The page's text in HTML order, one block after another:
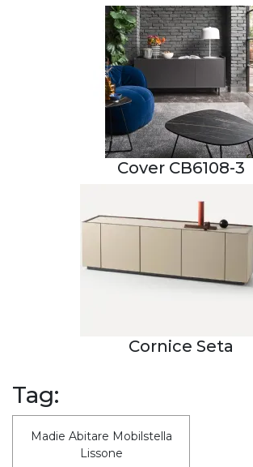
Cover CB6108-3
Cornice Seta
Tag:
Madie Abitare Mobilstella
Lissone